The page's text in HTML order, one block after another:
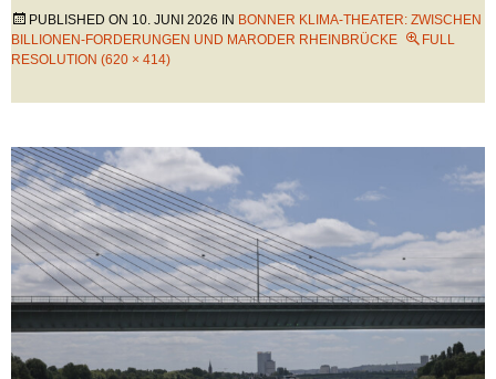
PUBLISHED ON 10. JUNI 2026 IN BONNER KLIMA-THEATER: ZWISCHEN
BILLIONEN-FORDERUNGEN UND MARODER RHEINBRÜCKE
FULL
RESOLUTION (620 × 414)